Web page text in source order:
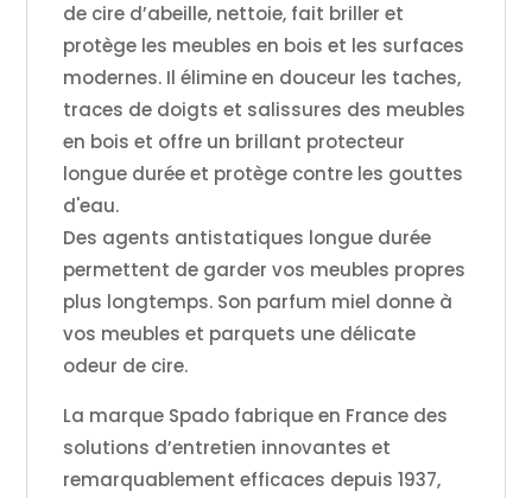
de cire d’abeille, nettoie, fait briller et
protège les meubles en bois et les surfaces
modernes. Il élimine en douceur les taches,
traces de doigts et salissures des meubles
en bois et offre un brillant protecteur
longue durée et protège contre les gouttes
d'eau.
Des agents antistatiques longue durée
permettent de garder vos meubles propres
plus longtemps. Son parfum miel donne à
vos meubles et parquets une délicate
odeur de cire.
La marque Spado fabrique en France des
solutions d’entretien innovantes et
remarquablement efficaces depuis 1937,